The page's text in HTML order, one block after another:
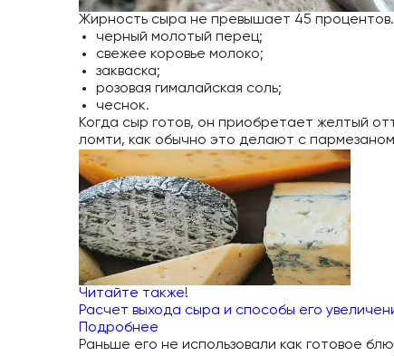
Жирность сыра не превышает 45
черный молотый перец;
свежее коровье молоко;
закваска;
розовая гималайская соль;
чеснок.
Когда сыр готов, он приобретает желтый
ломти, как обычно это делают с
Читайте также!
Расчет выхода сыра и способы его
Подробнее
Раньше его не использовали как готовое